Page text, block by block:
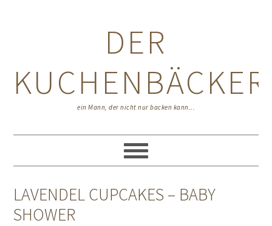
DER
KUCHENBÄCKER
ein Mann, der nicht nur backen kann...
LAVENDEL CUPCAKES – BABY
SHOWER